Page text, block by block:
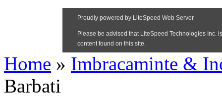
Home » Imbracaminte &
Barbati